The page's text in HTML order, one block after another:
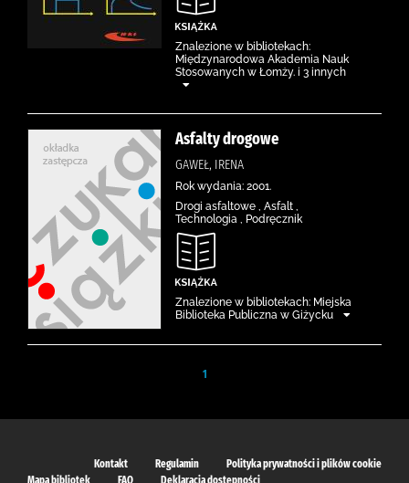
Znalezione w bibliotekach:
Międzynarodowa Akademia Nauk
Stosowanych w Łomży. i 3 innych
Asfalty drogowe
GAWEŁ, IRENA
Rok wydania: 2001.
Drogi asfaltowe , Asfalt ,
Technologia , Podręcznik
Znalezione w bibliotekach: Miejska
Biblioteka Publiczna w Giżycku
1
Kontakt Regulamin
Polityka prywatności i plików cookie
Mapa bibliotek
FAQ Deklaracja dostępności